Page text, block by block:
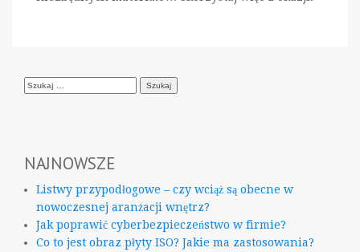
Szukaj:
NAJNOWSZE
Listwy przypodłogowe – czy wciąż są obecne w
nowoczesnej aranżacji wnętrz?
Jak poprawić cyberbezpieczeństwo w firmie?
Co to jest obraz płyty ISO? Jakie ma zastosowania?